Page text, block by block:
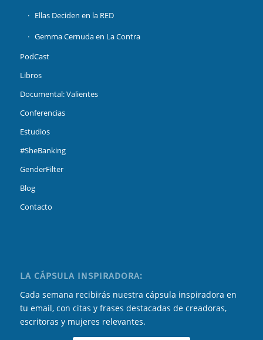
Ellas Deciden en la RED
Gemma Cernuda en La Contra
PodCast
Libros
Documental: Valientes
Conferencias
Estudios
#SheBanking
GenderFilter
Blog
Contacto
LA CÁPSULA INSPIRADORA:
Cada semana recibirás nuestra cápsula inspiradora en
tu email, con citas y frases destacadas de creadoras,
escritoras y mujeres relevantes.